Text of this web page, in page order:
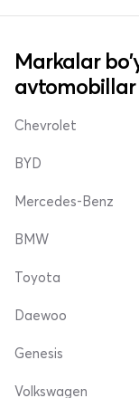
Markalar
avtomobillar
Chevrolet
BYD
Mercedes-Benz
BMW
Toyota
Daewoo
Genesis
Volkswagen